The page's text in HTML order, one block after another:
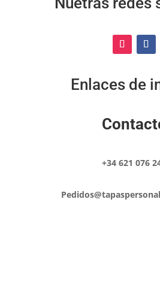
Enlaces de
+34 621 076